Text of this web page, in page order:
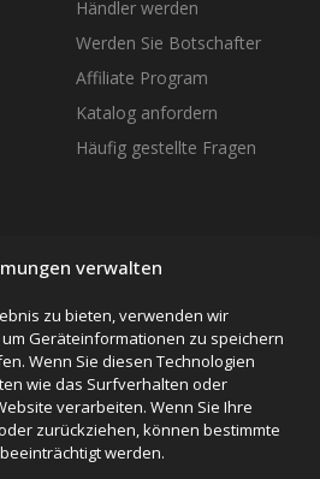
verwalten
zu bieten, verwenden wir
Geräteinformationen zu speichern
Wenn Sie diesen Technologien
wie das Surfverhalten oder
verarbeiten. Wenn Sie Ihre
zurückziehen, können bestimmte
werden.
NEW
Händler werden
Werden Sie Botschafter
Affiliate Program
Katalog anfordern
Häufig gestellte Fragen
OUR NEWSLETTER